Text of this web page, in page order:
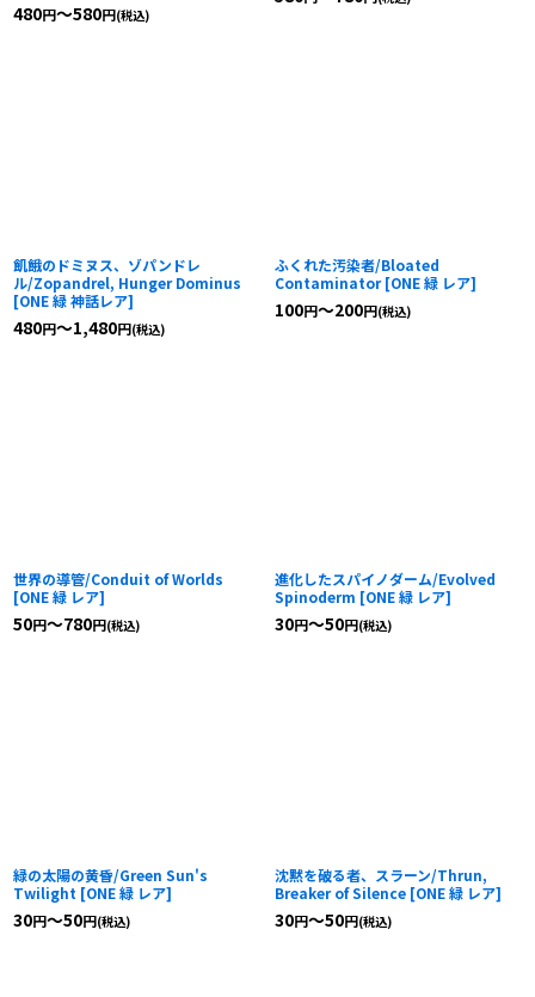
480円～580円(税込)
飢餓のドミヌス、ゾパンドレ
ル/Zopandrel, Hunger Dominus
[ONE 緑 神話レア]
480円～1,480円(税込)
ふくれた汚染者/Bloated
Contaminator [ONE 緑 レア]
100円～200円(税込)
世界の導管/Conduit of Worlds
[ONE 緑 レア]
50円～780円(税込)
進化したスパイノダーム/Evolved
Spinoderm [ONE 緑 レア]
30円～50円(税込)
緑の太陽の黄昏/Green Sun's
Twilight [ONE 緑 レア]
30円～50円(税込)
沈黙を破る者、スラーン/Thrun,
Breaker of Silence [ONE 緑 レア]
30円～50円(税込)